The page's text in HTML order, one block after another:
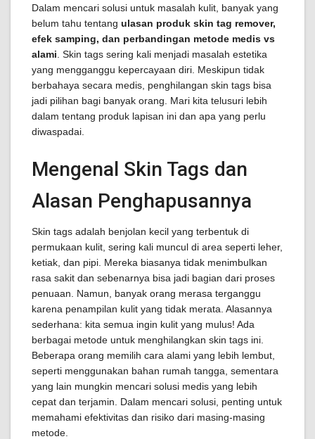
Dalam mencari solusi untuk masalah kulit, banyak yang
belum tahu tentang ulasan produk skin tag remover,
efek samping, dan perbandingan metode medis vs
alami . Skin tags sering kali menjadi masalah estetika
yang mengganggu kepercayaan diri. Meskipun tidak
berbahaya secara medis, penghilangan skin tags bisa
jadi pilihan bagi banyak orang. Mari kita telusuri lebih
dalam tentang produk lapisan ini dan apa yang perlu
diwaspadai.
Mengenal Skin Tags dan
Alasan Penghapusannya
Skin tags adalah benjolan kecil yang terbentuk di
permukaan kulit, sering kali muncul di area seperti leher,
ketiak, dan pipi. Mereka biasanya tidak menimbulkan
rasa sakit dan sebenarnya bisa jadi bagian dari proses
penuaan. Namun, banyak orang merasa terganggu
karena penampilan kulit yang tidak merata. Alasannya
sederhana: kita semua ingin kulit yang mulus! Ada
berbagai metode untuk menghilangkan skin tags ini.
Beberapa orang memilih cara alami yang lebih lembut,
seperti menggunakan bahan rumah tangga, sementara
yang lain mungkin mencari solusi medis yang lebih
cepat dan terjamin. Dalam mencari solusi, penting untuk
memahami efektivitas dan risiko dari masing-masing
metode.